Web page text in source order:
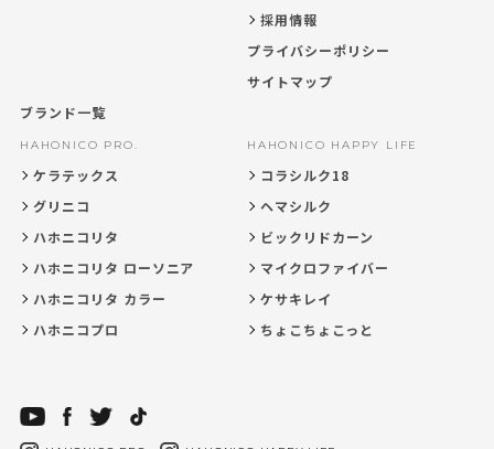
ブランド一覧
HAHONICO PRO.
ケラテックス
グリニコ
ハホニコリタ
ハホニコリタ ローソニア
ハホニコリタ カラー
ハホニコプロ
HAHONICO HAPPY LIFE
コラシルク18
ヘマシルク
ビックリドカーン
マイクロファイバー
ケサキレイ
ちょこちょこっと
採用情報
プライバシーポリシー
サイトマップ